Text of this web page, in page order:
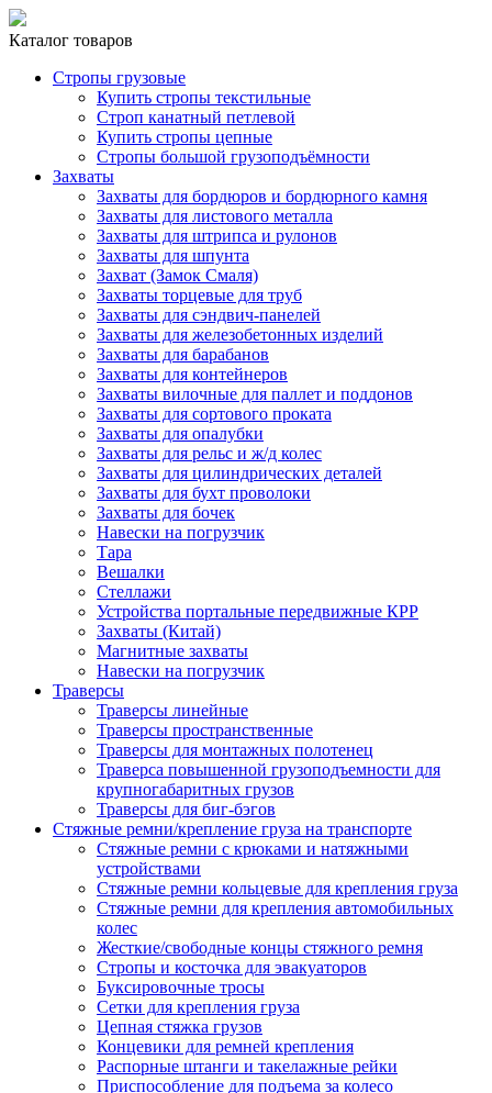
Каталог товаров
Стропы грузовые
Купить стропы текстильные
Строп канатный петлевой
Купить стропы цепные
Стропы большой грузоподъёмности
Захваты
Захваты для бордюров и бордюрного камня
Захваты для листового металла
Захваты для штрипса и рулонов
Захваты для шпунта
Захват (Замок Смаля)
Захваты торцевые для труб
Захваты для сэндвич-панелей
Захваты для железобетонных изделий
Захваты для барабанов
Захваты для контейнеров
Захваты вилочные для паллет и поддонов
Захваты для сортового проката
Захваты для опалубки
Захваты для рельс и ж/д колес
Захваты для цилиндрических деталей
Захваты для бухт проволоки
Захваты для бочек
Навески на погрузчик
Тара
Вешалки
Стеллажи
Устройства портальные передвижные КРР
Захваты (Китай)
Магнитные захваты
Навески на погрузчик
Траверсы
Траверсы линейные
Траверсы пространственные
Траверсы для монтажных полотенец
Траверса повышенной грузоподъемности для
крупногабаритных грузов
Траверсы для биг-бэгов
Стяжные ремни/крепление груза на транспорте
Стяжные ремни с крюками и натяжными
устройствами
Стяжные ремни кольцевые для крепления груза
Стяжные ремни для крепления автомобильных
колес
Жесткие/свободные концы стяжного ремня
Стропы и косточка для эвакуаторов
Буксировочные тросы
Сетки для крепления груза
Цепная стяжка грузов
Концевики для ремней крепления
Распорные штанги и такелажные рейки
Приспособление для подъема за колесо